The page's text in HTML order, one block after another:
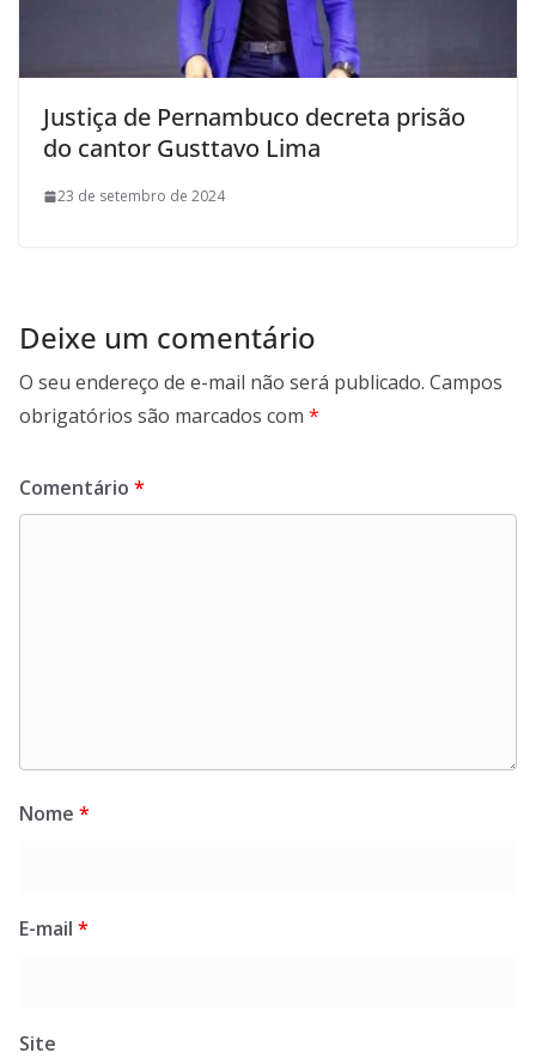
Justiça de Pernambuco decreta prisão
do cantor Gusttavo Lima
23 de setembro de 2024
Deixe um comentário
O seu endereço de e-mail não será publicado. Campos
obrigatórios são marcados com *
Comentário *
Nome *
E-mail *
Site